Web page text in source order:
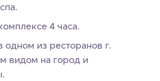
4 часа.
из ресторанов г.
видом на город и